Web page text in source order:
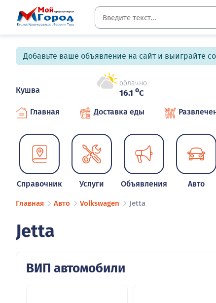
Добавьте ваше объявление на сайт и выиграйте
Кушва
облачно
16.1 oC
Главная Доставка еды
Справочник Услуги Объявления Авто
Главная Авто Volkswagen Jetta
Jetta
ВИП автомобили